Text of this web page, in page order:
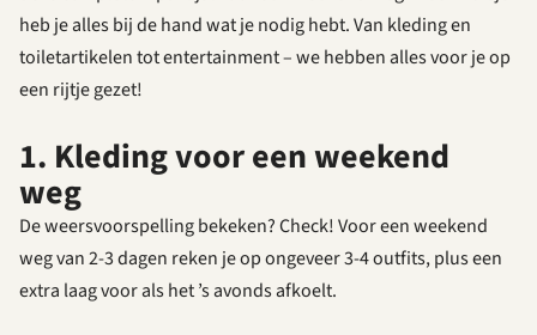
heb je alles bij de hand wat je nodig hebt. Van kleding en
toiletartikelen tot entertainment – we hebben alles voor je op
een rijtje gezet!
1. Kleding voor een weekend
weg
De weersvoorspelling bekeken? Check! Voor een weekend
weg van 2-3 dagen reken je op ongeveer 3-4 outfits, plus een
extra laag voor als het ’s avonds afkoelt.